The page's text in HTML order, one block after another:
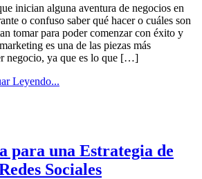
inician alguna aventura de negocios en
o confuso saber qué hacer o cuáles son
tomar para poder comenzar con éxito y
es una de las piezas más
negocio, ya que es lo que […]
Leyendo...
para una Estrategia de
Sociales